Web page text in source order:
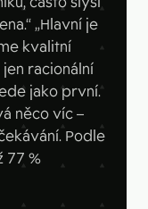
„Hlavní je
kvalitní
racionální
jako první.
něco víc –
Podle
77 %